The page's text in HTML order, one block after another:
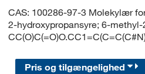
CAS: 100286-97-3 Molekylær
2-hydroxypropansyre; 6-
Pris og tilgængelighed